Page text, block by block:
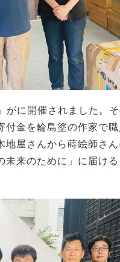
に開催されました。
金を輪島塗の作家で
屋さんから蒔絵師さん
来のために」に届ける